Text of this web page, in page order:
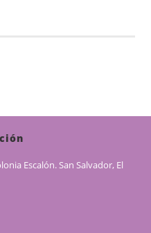
Escalón. San Salvador, El